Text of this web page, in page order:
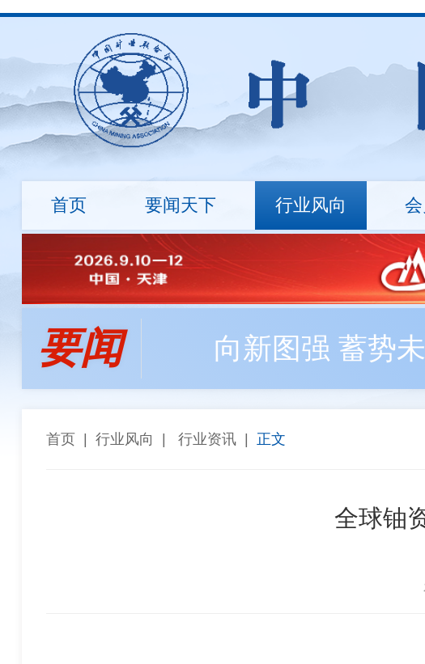
首页 要闻天下 行业风向
会长
程利伟
负责人
程利伟 王永才 王炯辉 王蕾 丛革臣
刘 钦 刘炳宇 邹玮 刘敬锟
李全生 陈长宏 陈景河 苑占永
张斗群 王乐译 唐 社 董建雄 王进平
行业资讯 国际动态 统计
地勘诚信 标准建设 ESG
会员资讯
探矿工程所自主研发数字岩心钻机，最大钻进深度达20...
中国矿业大学筹建战略矿产资源学院
希尔威参股企业实现厄瓜多尔金铜矿勘探重大突破 单孔...
要闻 向新图强 蓄势
首页 行业风向 行业资讯| 正文
全球铀